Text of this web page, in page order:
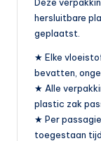
hersluitbare
geplaatst.
★ Elke
bevatten,
★ Alle
plastic zak
★ Per
toegestaan